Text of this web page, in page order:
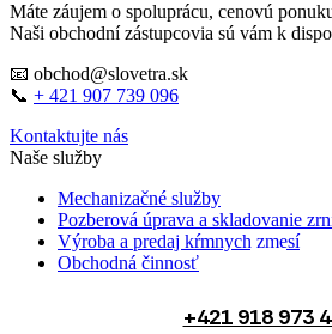
Máte záujem o spoluprácu, cenovú
Naši obchodní zástupcovia sú vám k
📧 obchod@slovetra.sk
📞 + 421 907 739 096
Kontaktujte nás
Naše služby
Mechanizačné služby
Pozberová úprava a skladovanie
Výroba a predaj kŕmnych zmesí
Obchodná činnosť
+421 918 973